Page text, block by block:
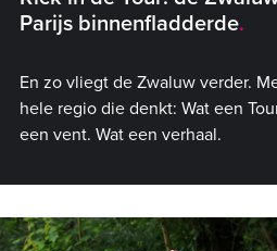
Parijs binnenfladderde
En zo vliegt de Zwaluw verder.
hele regio die denkt: Wat een
een vent. Wat een verhaal.